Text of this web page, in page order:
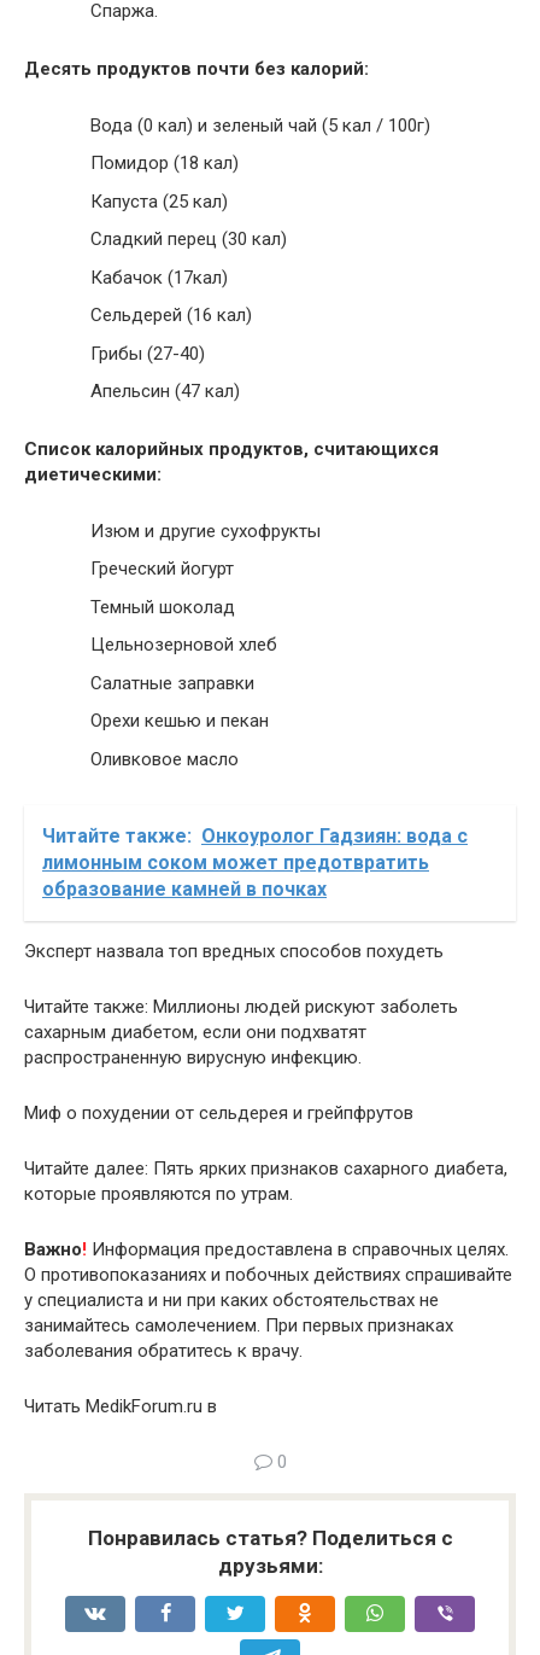
Спаржа.
Десять продуктов почти без калорий:
Вода (0 кал) и зеленый чай (5 кал / 100г)
Помидор (18 кал)
Капуста (25 кал)
Сладкий перец (30 кал)
Кабачок (17кал)
Сельдерей (16 кал)
Грибы (27-40)
Апельсин (47 кал)
Список калорийных продуктов, считающихся
диетическими:
Изюм и другие сухофрукты
Греческий йогурт
Темный шоколад
Цельнозерновой хлеб
Салатные заправки
Орехи кешью и пекан
Оливковое масло
Читайте также: Онкоуролог Гадзиян: вода с
лимонным соком может предотвратить
образование камней в почках
Эксперт назвала топ вредных способов похудеть
Читайте также: Миллионы людей рискуют заболеть
сахарным диабетом, если они подхватят
распространенную вирусную инфекцию.
Миф о похудении от сельдерея и грейпфрутов
Читайте далее: Пять ярких признаков сахарного диабета,
которые проявляются по утрам.
Важно! Информация предоставлена в справочных целях.
О противопоказаниях и побочных действиях спрашивайте
у специалиста и ни при каких обстоятельствах не
занимайтесь самолечением. При первых признаках
заболевания обратитесь к врачу.
Читать MedikForum.ru в
0
Понравилась статья? Поделиться с
друзьями: